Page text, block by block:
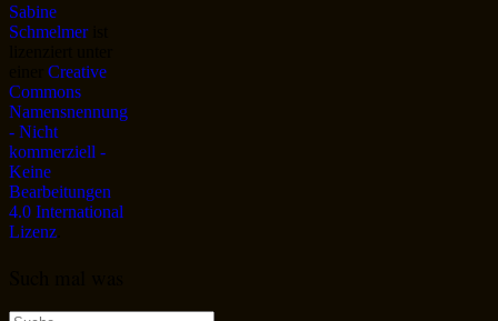
Sabine
Schmelmerist
Creative
Commons
Namensnennung
- Nicht
kommerziell -
Keine
Bearbeitungen
4.0 International
Lizenz